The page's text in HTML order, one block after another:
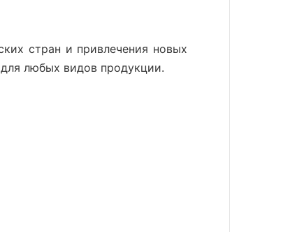
стран и привлечения новых
для любых видов продукции.